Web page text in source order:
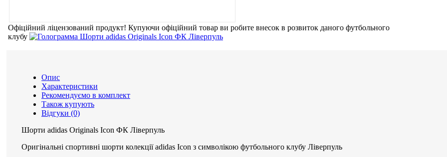
Офіційний ліцензований продукт! Купуючи офіційний товар ви робите внесок в розвиток даного футбольного
клубу
Опис
Характеристики
Рекомендуємо в комплект
Також купують
Відгуки (0)
Шорти adidas Originals Icon ФК Ліверпуль
Оригінальні спортивні шорти колекції adidas Icon з символікою футбольного клубу Ліверпуль